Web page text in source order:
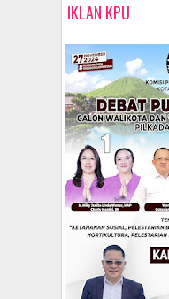
IKLAN KPU